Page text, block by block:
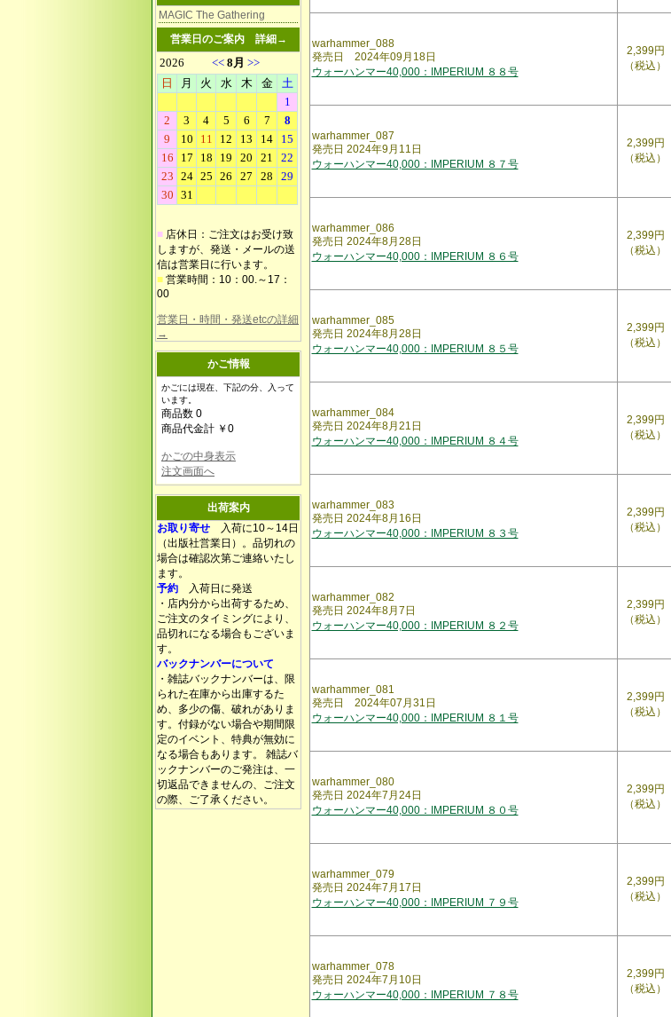
MAGIC The Gathering
営業日のご案内 詳細→
■ 店休日：ご注文はお受け致
しますが、発送・メールの送
信は営業日に行います。
■ 営業時間：10：00.～17：
00
営業日・時間・発送etcの詳細
→
かご情報
かごには現在、下記の分、入って
います。
商品数 0
商品代金計 ￥0
かごの中身表示
注文画面へ
出荷案内
お取り寄せ 入荷に10～14日
（出版社営業日）。品切れの
場合は確認次第ご連絡いたし
ます。
予約 入荷日に発送
・店内分から出荷するため、
ご注文のタイミングにより、
品切れになる場合もございま
す。
バックナンバーについて
・雑誌バックナンバーは、限
られた在庫から出庫するた
め、多少の傷、破れがありま
す。付録がない場合や期間限
定のイベント、特典が無効に
なる場合もあります。 雑誌バ
ックナンバーのご発注は、一
切返品できませんの、ご注文
の際、ご了承ください。
warhammer_088
発売日 2024年09月18日
ウォーハンマー40,000：IMPERIUM ８８号
2,399円
（税込）
warhammer_087
発売日 2024年9月11日
ウォーハンマー40,000：IMPERIUM ８７号
2,399円
（税込）
warhammer_086
発売日 2024年8月28日
ウォーハンマー40,000：IMPERIUM ８６号
2,399円
（税込）
warhammer_085
発売日 2024年8月28日
ウォーハンマー40,000：IMPERIUM ８５号
2,399円
（税込）
warhammer_084
発売日 2024年8月21日
ウォーハンマー40,000：IMPERIUM ８４号
2,399円
（税込）
warhammer_083
発売日 2024年8月16日
ウォーハンマー40,000：IMPERIUM ８３号
2,399円
（税込）
warhammer_082
発売日 2024年8月7日
ウォーハンマー40,000：IMPERIUM ８２号
2,399円
（税込）
warhammer_081
発売日 2024年07月31日
ウォーハンマー40,000：IMPERIUM ８１号
2,399円
（税込）
warhammer_080
発売日 2024年7月24日
ウォーハンマー40,000：IMPERIUM ８０号
2,399円
（税込）
warhammer_079
発売日 2024年7月17日
ウォーハンマー40,000：IMPERIUM ７９号
2,399円
（税込）
warhammer_078
発売日 2024年7月10日
ウォーハンマー40,000：IMPERIUM ７８号
2,399円
（税込）